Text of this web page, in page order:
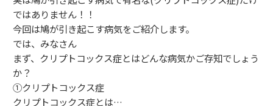
ではありません！！
今回は鳩が引き起こす病気をご紹介します。
では、みなさん
まず、クリプトコックス症とはどんな病気かご存知でしょう
か？
①クリプトコックス症
クリプトコックス症とは…